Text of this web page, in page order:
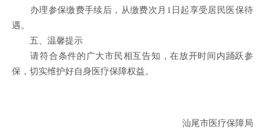
办理参保缴费手续后，从缴费次月1日起享受居民医保待
遇。
五、温馨提示
请符合条件的广大市民相互告知，在放开时间内踊跃参
保，切实维护好自身医疗保障权益。
汕尾市医疗保障局